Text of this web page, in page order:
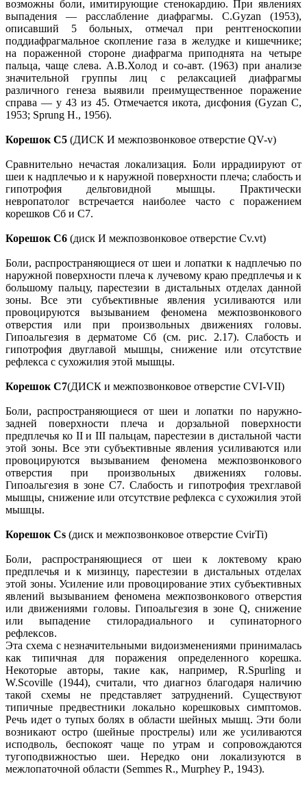
возможны боли, имитирующие стенокардию. При явлениях
выпадения — расслабление диафрагмы. С.Gyzan (1953),
описавший 5 больных, отмечал при рентгеноскопии
поддиафрагмальное скопление газа в желудке и кишечнике;
на пораженной стороне диафрагма приподнята на четыре
пальца, чаще слева. А.В.Холод и со-авт. (1963) при анализе
значительной группы лиц с релаксацией диафрагмы
различного генеза выявили преимущественное поражение
справа — у 43 из 45. Отмечается икота, дисфония (Gyzan С,
1953; Sprung H., 1956).
Корешок С5 (ДИСК И межпозвонковое отверстие QV-v)
Сравнительно нечастая локализация. Боли иррадиируют от
шеи к надплечью и к наружной поверхности плеча; слабость и
гипотрофия дельтовидной мышцы. Практически
невропатолог встречается наиболее часто с поражением
корешков Сб и С7.
Корешок С6 (диск И межпозвонковое отверстие Cv.vt)
Боли, распространяющиеся от шеи и лопатки к надплечью по
наружной поверхности плеча к лучевому краю предплечья и к
большому пальцу, парестезии в дистальных отделах данной
зоны. Все эти субъективные явления усиливаются или
провоцируются вызыванием феномена межпозвонкового
отверстия или при произвольных движениях головы.
Гипоальгезия в дерматоме Сб (см. рис. 2.17). Слабость и
гипотрофия двуглавой мышцы, снижение или отсутствие
рефлекса с сухожилия этой мышцы.
Корешок С7(ДИСК и межпозвонковое отверстие CVI-VII)
Боли, распространяющиеся от шеи и лопатки по наружно-
задней поверхности плеча и дорзальной поверхности
предплечья ко II и III пальцам, парестезии в дистальной части
этой зоны. Все эти субъективные явления усиливаются или
провоцируются вызыванием феномена межпозвонкового
отверстия при произвольных движениях головы.
Гипоальгезия в зоне С7. Слабость и гипотрофия трехглавой
мышцы, снижение или отсутствие рефлекса с сухожилия этой
мышцы.
Корешок Cs (диск и межпозвонковое отверстие CvirTi)
Боли, распространяющиеся от шеи к локтевому краю
предплечья и к мизинцу, парестезии в дистальных отделах
этой зоны. Усиление или провоцирование этих субъективных
явлений вызыванием феномена межпозвонкового отверстия
или движениями головы. Гипоальгезия в зоне Q, снижение
или выпадение стилорадиального и супинаторного
рефлексов.
Эта схема с незначительными видоизменениями принималась
как типичная для поражения определенного корешка.
Некоторые авторы, такие как, например, R.Spurling и
W.Scoville (1944), считали, что диагноз благодаря наличию
такой схемы не представляет затруднений. Существуют
типичные предвестники локально корешковых симптомов.
Речь идет о тупых болях в области шейных мышц. Эти боли
возникают остро (шейные прострелы) или же усиливаются
исподволь, беспокоят чаще по утрам и сопровождаются
тугоподвижностью шеи. Нередко они локализуются в
межлопаточной области (Semmes R., Murphey P., 1943).